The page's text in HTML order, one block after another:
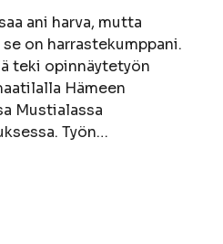
ani harva, mutta
on harrastekumppani.
teki opinnäytetyön
Hämeen
Mustialassa
Työn…